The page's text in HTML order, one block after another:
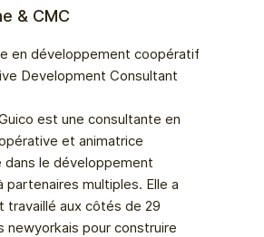
& CMC
en développement coopératif
Development Consultant
est une consultante en
et animatrice
dans le développement
partenaires multiples. Elle a
travaillé aux côtés de 29
newyorkais pour construire